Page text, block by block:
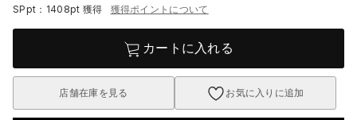
SPpt：1408pt 獲得 獲得ポイントについて
カートに入れる
店舗在庫を見る お気に入りに追加